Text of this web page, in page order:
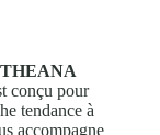
conçu pour
tendance à
accompagne